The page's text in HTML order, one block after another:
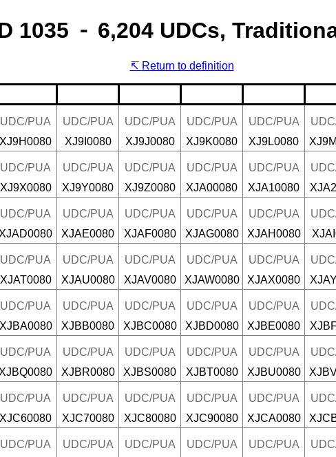
1035 ⁃ 6,204 UDCs,
Return to definition
UDC/PUA
XJ9H0080
UDC/PUA
XJ9I0080
UDC/PUA
XJ9J0080
UDC/PUA
XJ9K0080
UDC/PUA
XJ9L0080
UDC/PUA
XJ9X0080
UDC/PUA
XJ9Y0080
UDC/PUA
XJ9Z0080
UDC/PUA
XJA00080
UDC/PUA
XJA10080
UDC/PUA
XJAD0080
UDC/PUA
XJAE0080
UDC/PUA
XJAF0080
UDC/PUA
XJAG0080
UDC/PUA
XJAH0080
UDC/PUA
XJAT0080
UDC/PUA
XJAU0080
UDC/PUA
XJAV0080
UDC/PUA
XJAW0080
UDC/PUA
XJAX0080
UDC/PUA
XJBA0080
UDC/PUA
XJBB0080
UDC/PUA
XJBC0080
UDC/PUA
XJBD0080
UDC/PUA
XJBE0080
UDC/PUA
XJBQ0080
UDC/PUA
XJBR0080
UDC/PUA
XJBS0080
UDC/PUA
XJBT0080
UDC/PUA
XJBU0080
UDC/PUA
XJC60080
UDC/PUA
XJC70080
UDC/PUA
XJC80080
UDC/PUA
XJC90080
UDC/PUA
XJCA0080
UDC/PUA
UDC/PUA
UDC/PUA
UDC/PUA
UDC/PUA